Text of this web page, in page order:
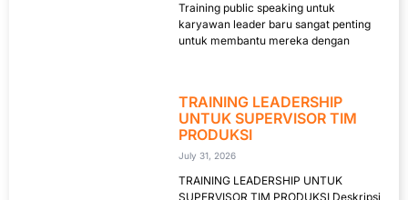
Training public speaking untuk
karyawan leader baru sangat penting
untuk membantu mereka dengan
TRAINING LEADERSHIP
UNTUK SUPERVISOR TIM
PRODUKSI
July 31, 2026
TRAINING LEADERSHIP UNTUK
SUPERVISOR TIM PRODUKSI Deskripsi